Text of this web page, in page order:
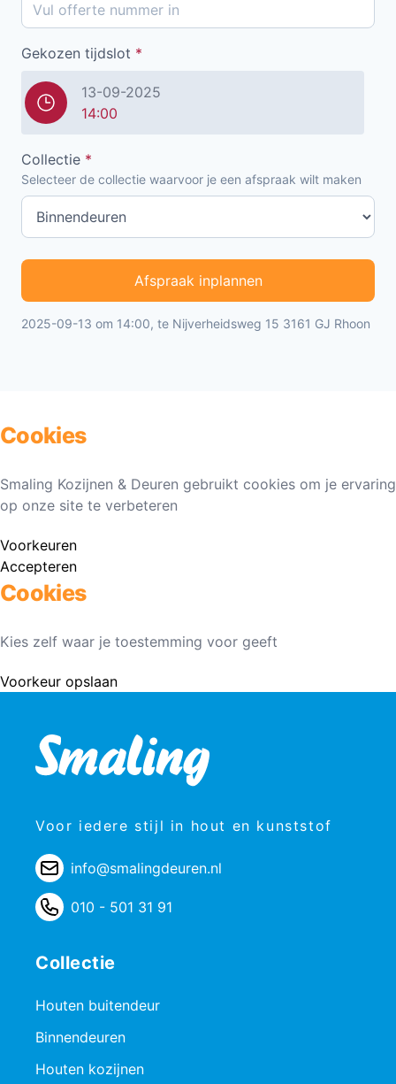
Gekozen tijdslot *
13-09-2025
14:00
Collectie *
Selecteer de collectie waarvoor je een afspraak wilt maken
Afspraak inplannen
2025-09-13 om 14:00, te Nijverheidsweg 15 3161 GJ Rhoon
Cookies
Smaling Kozijnen & Deuren gebruikt cookies om je ervaring
op onze site te verbeteren
Voorkeuren
Accepteren
Cookies
Kies zelf waar je toestemming voor geeft
Voorkeur opslaan
Voor iedere stijl in hout en kunststof
info@smalingdeuren.nl
010 - 501 31 91
Collectie
Houten buitendeur
Binnendeuren
Houten kozijnen